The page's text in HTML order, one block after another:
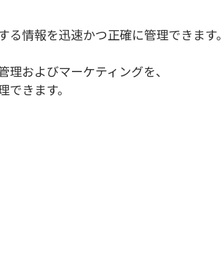
情報を迅速かつ正確に管理できます。
およびマーケティングを、
きます。